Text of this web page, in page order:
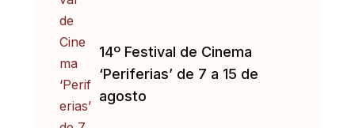
14º Festival de Cinema
‘Periferias’ de 7 a 15 de
agosto